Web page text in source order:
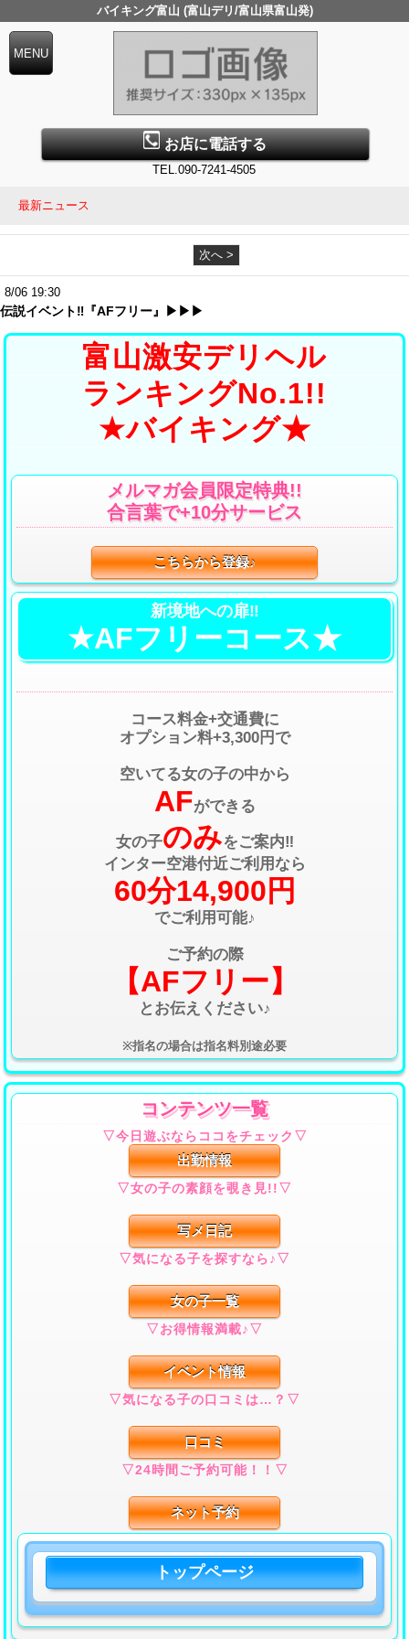
バイキング富山 (富山デリ/富山県富山発)
お店に電話する
TEL.090-7241-4505
最新ニュース
次へ >
8/06 19:30
伝説イベント‼『AFフリー』▶▶▶
富山激安デリヘル
ランキングNo.1!!
★バイキング★
メルマガ会員限定特典!!
合言葉で+10分サービス
こちらから登録♪
新境地への扉‼
★AFフリーコース★
コース料金+交通費に
オプション料+3,300円で
空いてる女の子の中から
AFができる
女の子のみをご案内‼
インター空港付近ご利用なら
60分14,900円
でご利用可能♪
ご予約の際
【AFフリー】
とお伝えください♪
※指名の場合は指名料別途必要
コンテンツ一覧
▽今日遊ぶならココをチェック▽
出勤情報
▽女の子の素顔を覗き見!!▽
写メ日記
▽気になる子を探すなら♪▽
女の子一覧
▽お得情報満載♪▽
イベント情報
▽気になる子の口コミは…？▽
口コミ
▽24時間ご予約可能！！▽
ネット予約
トップページ